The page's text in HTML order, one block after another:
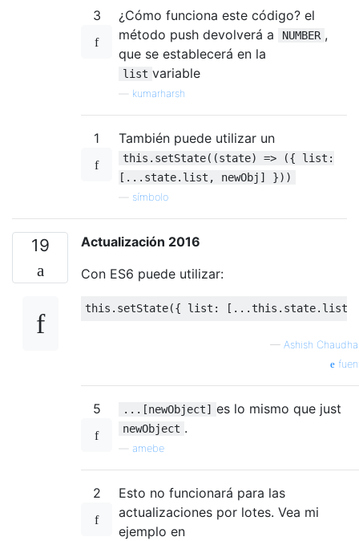
3
¿Cómo funciona este código? el
método push devolverá a
NUMBER ,
que se establecerá en la
list variable
kumarharsh
1 También puede utilizar un
this.setState((state) => ({ list:
[...state.list, newObj] }))
símbolo
19
Actualización 2016
Con ES6 puede utilizar:
this . setState({ list : [...this . state. list
— Ashish
5 ...[newObject] es lo mismo que just
newObject .
amebe
2
Esto no funcionará para las
actualizaciones por lotes. Vea mi
ejemplo en